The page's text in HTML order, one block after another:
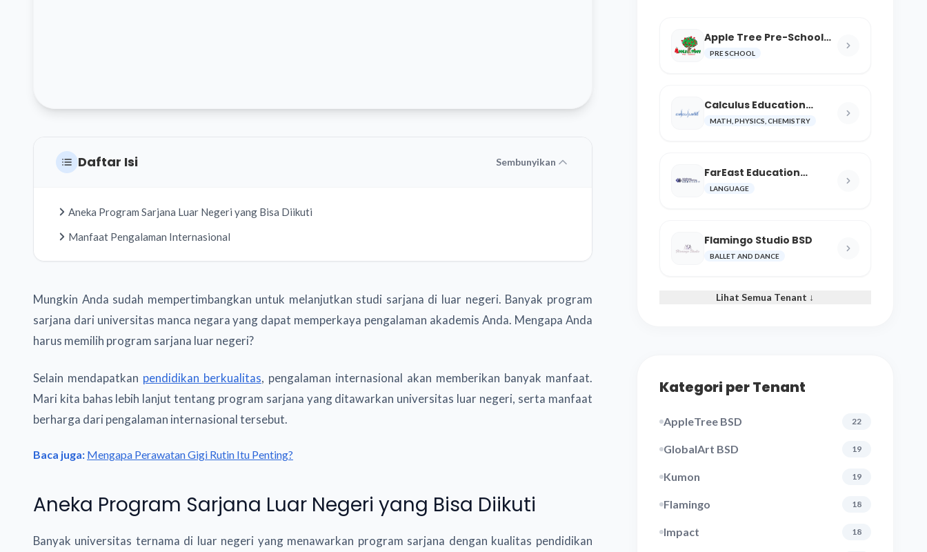
Daftar Isi Sembunyikan
Aneka Program Sarjana Luar Negeri yang Bisa Diikuti
Manfaat Pengalaman Internasional
Mungkin Anda sudah mempertimbangkan untuk melanjutkan studi sarjana di luar negeri. Banyak program
sarjana dari universitas manca negara yang dapat memperkaya pengalaman akademis Anda. Mengapa Anda
harus memilih program sarjana luar negeri?
Selain mendapatkan pendidikan berkualitas, pengalaman internasional akan memberikan banyak manfaat.
Mari kita bahas lebih lanjut tentang program sarjana yang ditawarkan universitas luar negeri, serta manfaat
berharga dari pengalaman internasional tersebut.
Baca juga: Mengapa Perawatan Gigi Rutin Itu Penting?
Aneka Program Sarjana Luar Negeri yang Bisa Diikuti
Banyak universitas ternama di luar negeri yang menawarkan program sarjana dengan kualitas pendidikan
Apple Tree Pre-School
BSD
PRE SCHOOL
Calculus Education
Center
MATH, PHYSICS, CHEMISTRY
FarEast Education
Language and Cultural
Center
LANGUAGE
Flamingo Studio BSD
BALLET AND DANCE
Lihat Semua Tenant ↓
Kategori per Tenant
AppleTree BSD 22
GlobalArt BSD 19
Kumon 19
Flamingo 18
Impact 18